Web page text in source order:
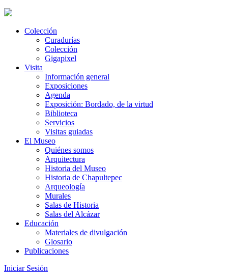
Colección
Curadurías
Colección
Gigapixel
Visita
Información general
Exposiciones
Agenda
Exposición: Bordado, de la virtud
Biblioteca
Servicios
Visitas guiadas
El Museo
Quiénes somos
Arquitectura
Historia del Museo
Historia de Chapultepec
Arqueología
Murales
Salas de Historia
Salas del Alcázar
Educación
Materiales de divulgación
Glosario
Publicaciones
Iniciar Sesión